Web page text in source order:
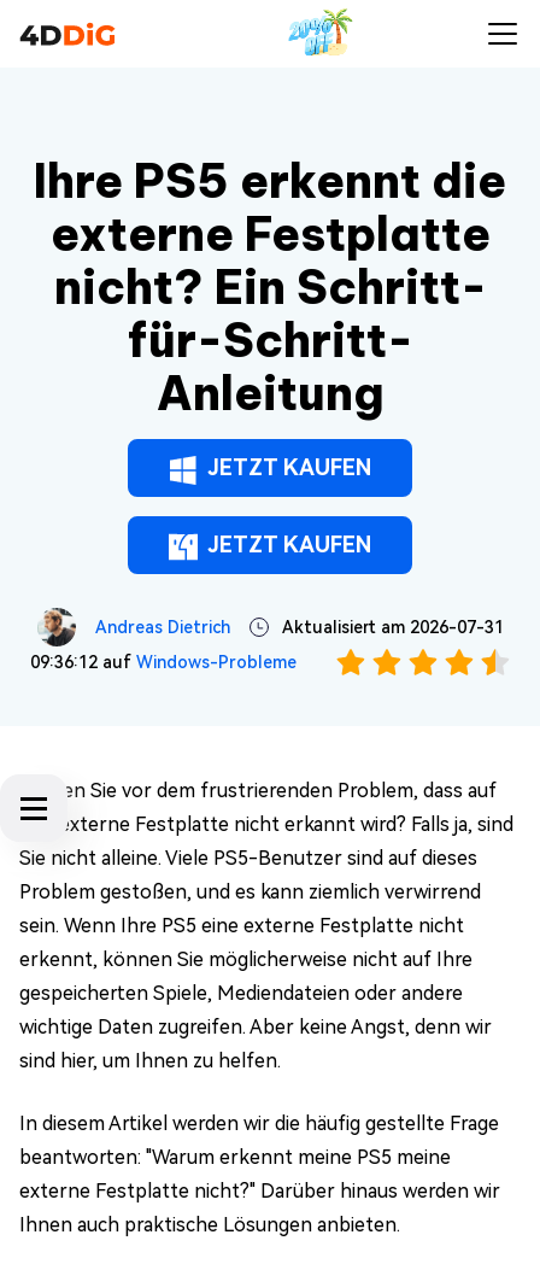
Ihre PS5 erkennt die
externe Festplatte
nicht? Ein Schritt-
für-Schritt-
Anleitung
JETZT KAUFEN
JETZT KAUFEN
Andreas Dietrich
Aktualisiert am 2026-07-31
09:36:12 auf Windows-Probleme
Stehen Sie vor dem frustrierenden Problem, dass auf
PS5 externe Festplatte nicht erkannt wird? Falls ja, sind
Sie nicht alleine. Viele PS5-Benutzer sind auf dieses
Problem gestoßen, und es kann ziemlich verwirrend
sein. Wenn Ihre PS5 eine externe Festplatte nicht
erkennt, können Sie möglicherweise nicht auf Ihre
gespeicherten Spiele, Mediendateien oder andere
wichtige Daten zugreifen. Aber keine Angst, denn wir
sind hier, um Ihnen zu helfen.
In diesem Artikel werden wir die häufig gestellte Frage
beantworten: "Warum erkennt meine PS5 meine
externe Festplatte nicht?" Darüber hinaus werden wir
Ihnen auch praktische Lösungen anbieten.